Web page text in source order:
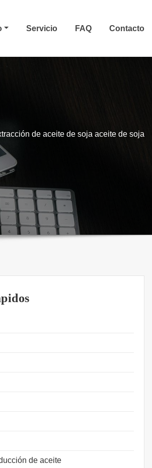
Servicio FAQ Contacto
de aceite de soja aceite de soja
de aceite